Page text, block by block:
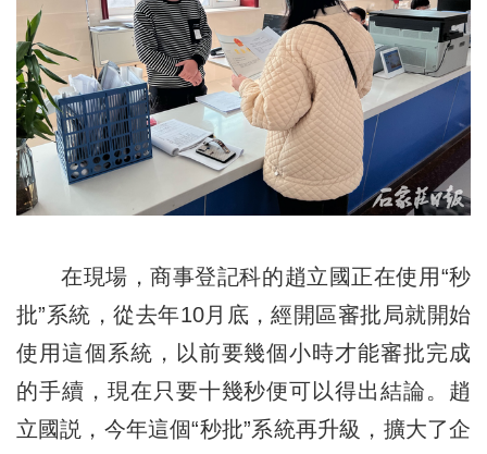
在現場，商事登記科的趙立國正在使用“秒
批”系統，從去年10月底，經開區審批局就開始
使用這個系統，以前要幾個小時才能審批完成
的手續，現在只要十幾秒便可以得出結論。趙
立國説，今年這個“秒批”系統再升級，擴大了企